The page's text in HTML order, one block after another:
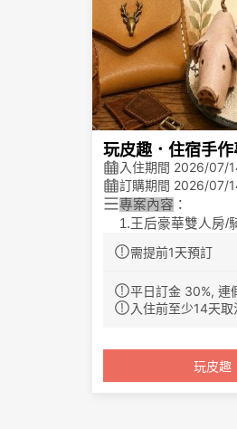
玩皮趣．住宿手
入住期間 2026/07/
訂購期間 2026/07/
專案內容 ：
1.王后豪華雙人房/
不含早餐。
2.熊頑皮DIY-
王后豪華雙人房/
士標準四人房提
平日：周一至
需提前1天預訂
平日訂金 30%, 連
入住前至少14天
玩皮趣